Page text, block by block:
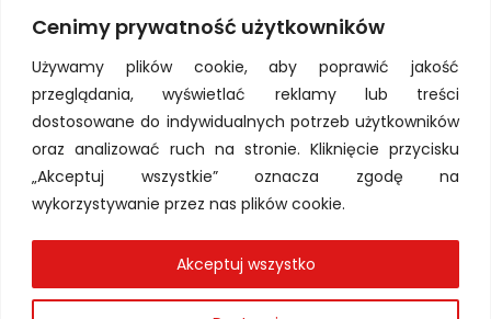
Cenimy prywatność użytkowników
Używamy plików cookie, aby poprawić jakość
przeglądania, wyświetlać reklamy lub treści
dostosowane do indywidualnych potrzeb użytkowników
oraz analizować ruch na stronie. Kliknięcie przycisku
„Akceptuj wszystkie” oznacza zgodę na
wykorzystywanie przez nas plików cookie.
Akceptuj wszystko